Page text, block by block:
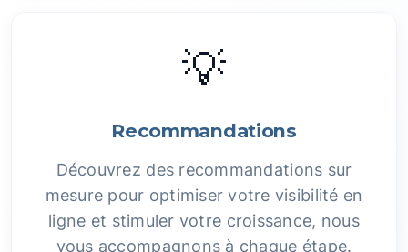
💡
Recommandations
Découvrez des recommandations sur
mesure pour optimiser votre visibilité en
ligne et stimuler votre croissance, nous
vous accompagnons à chaque étape.